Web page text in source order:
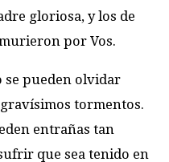
gloriosa, y los de
por Vos.
se pueden olvidar
tormentos.
entrañas tan
que sea tenido en